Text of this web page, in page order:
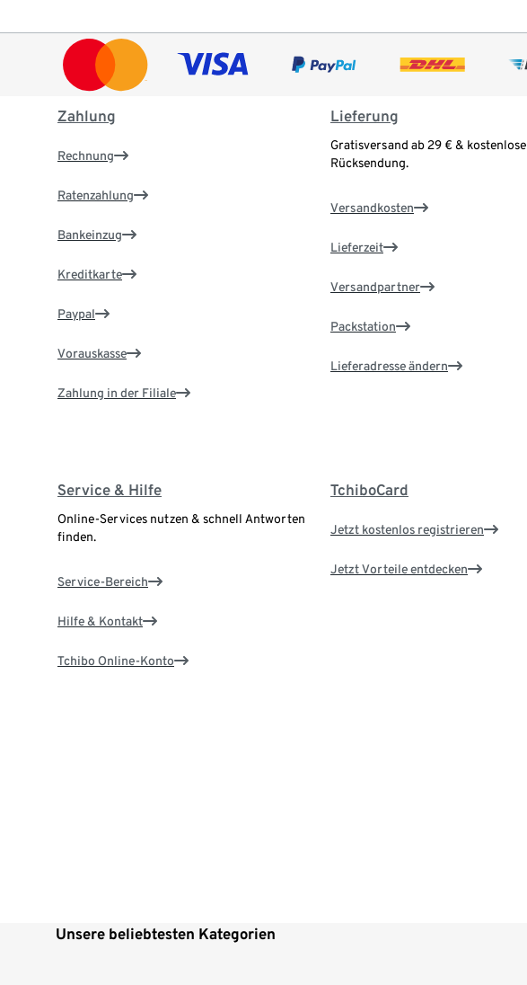
Zahlung
Rechnung
Ratenzahlung
Bankeinzug
Kreditkarte
Paypal
Vorauskasse
Zahlung in der Filiale
Lieferung
Gratisversand ab 29 € & kostenlose
Rücksendung.
Versandkosten
Lieferzeit
Versandpartner
Packstation
Lieferadresse ändern
Service & Hilfe
Online-Services nutzen & schnell Antworten
finden.
Service-Bereich
Hilfe & Kontakt
Tchibo Online-Konto
TchiboCard
Jetzt kostenlos registrieren
Jetzt Vorteile entdecken
Unsere beliebtesten Kategorien